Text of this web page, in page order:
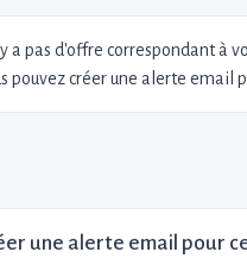
a pas d'offre correspondant à
pouvez créer une alerte email
une alerte email pour